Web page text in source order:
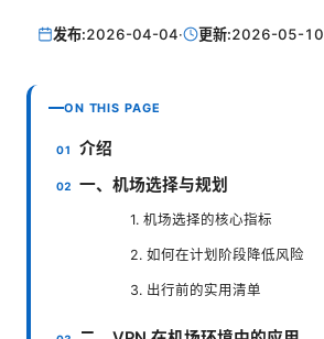
发布:2026-04-04· 更新:2026-05-10
ON THIS PAGE
介绍
一、机场选择与规划
1. 机场选择的核心指标
2. 如何在计划阶段降低风险
3. 出行前的实用清单